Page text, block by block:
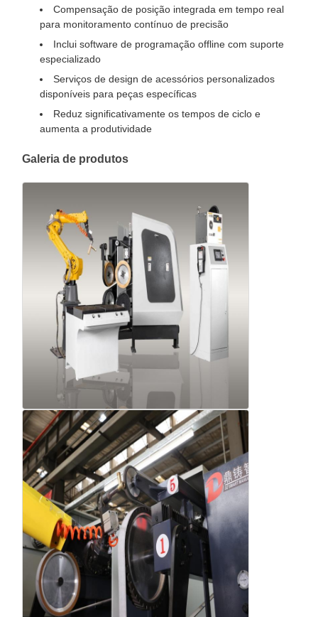
Compensação de posição integrada em tempo real
para monitoramento contínuo de precisão
Inclui software de programação offline com suporte
especializado
Serviços de design de acessórios personalizados
disponíveis para peças específicas
Reduz significativamente os tempos de ciclo e
aumenta a produtividade
Galeria de produtos